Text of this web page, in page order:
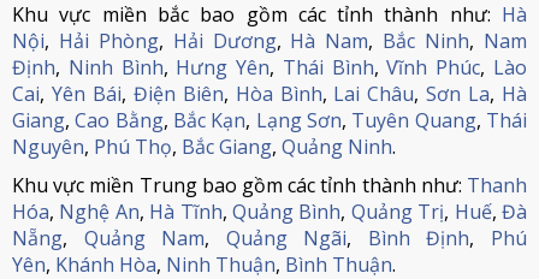
Khu vực miền bắc bao gồm các tỉnh thành như: Hà
Nội, Hải Phòng, Hải Dương, Hà Nam, Bắc Ninh, Nam
Định, Ninh Bình, Hưng Yên, Thái Bình,Vĩnh Phúc, Lào
Cai, Yên Bái, Điện Biên, Hòa Bình, Lai Châu,Sơn La, Hà
Giang,Cao Bằng, Bắc Kạn, Lạng Sơn, Tuyên Quang, Thái
Nguyên, Phú Thọ, Bắc Giang, Quảng Ninh.
Khu vực miền Trung bao gồm các tỉnh thành như: Thanh
Hóa, Nghệ An, Hà Tĩnh,Quảng Bình, Quảng Trị, Huế,Đà
Nẵng, Quảng Nam, Quảng Ngãi, Bình Định, Phú
Yên, Khánh Hòa, Ninh Thuận, Bình Thuận.